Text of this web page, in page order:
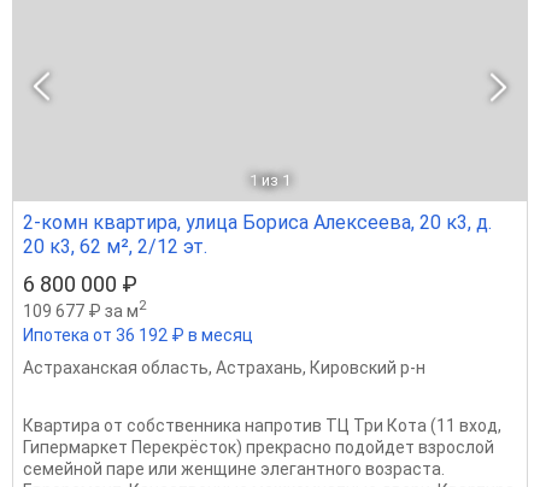
1 из 1
2-комн квартира, улица Бориса Алексеева, 20 к3, д.
20 к3, 62 м², 2/12 эт.
6 800 000 ₽
109 677 ₽ за м2
Ипотека от 36 192 ₽ в месяц
Астраханская область, Астрахань, Кировский р-н
Квартира от собственника напротив ТЦ Три Кота (11 вход,
Гипермаркет Перекрёсток) прекрасно подойдет взрослой
семейной паре или женщине элегантного возраста.